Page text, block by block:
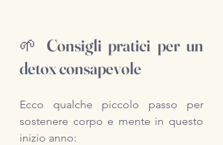
🌱 Consigli pratici per un
detox consapevole
Ecco qualche piccolo passo per
sostenere corpo e mente in questo
inizio anno: